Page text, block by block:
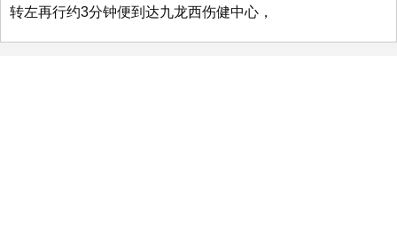
转左再行约3分钟便到达九龙西伤健中心，